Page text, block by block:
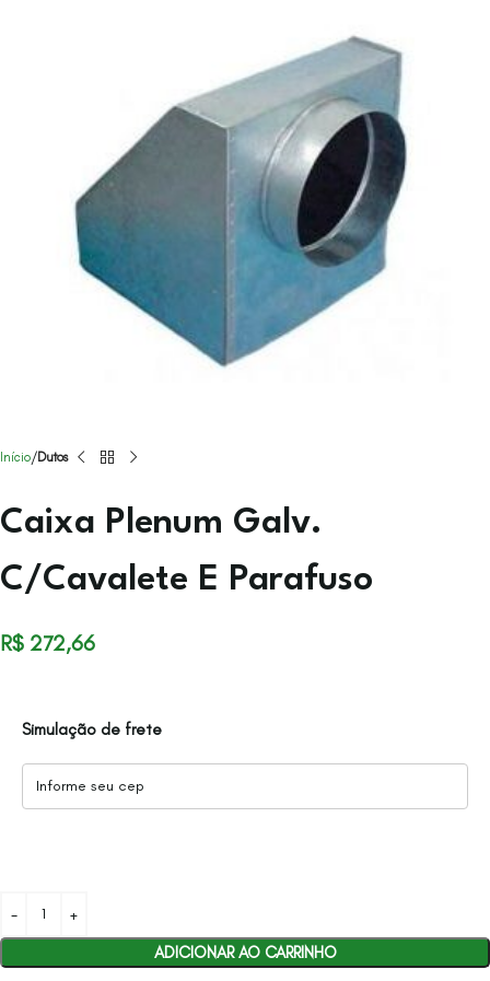
Início Dutos
Caixa Plenum Galv.
C/Cavalete E Parafuso
R$ 272,66
Simulação de frete
ADICIONAR AO CARRINHO